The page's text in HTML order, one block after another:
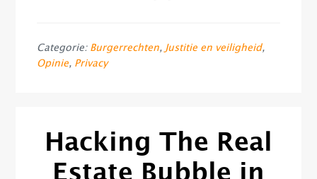
Categorie: Burgerrechten, Justitie en veiligheid,
Opinie, Privacy
Hacking The Real
Estate Bubble in